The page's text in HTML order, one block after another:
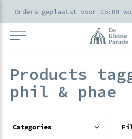
Products
phil & phae
Categories